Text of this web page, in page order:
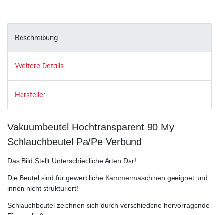
Beschreibung
Weitere Details
Hersteller
Vakuumbeutel Hochtransparent 90 My
Schlauchbeutel Pa/Pe Verbund
Das Bild Stellt Unterschiedliche Arten Dar!
Die Beutel sind für gewerbliche Kammermaschinen geeignet und
innen nicht strukturiert!
Schlauchbeutel zeichnen sich durch verschiedene hervorragende